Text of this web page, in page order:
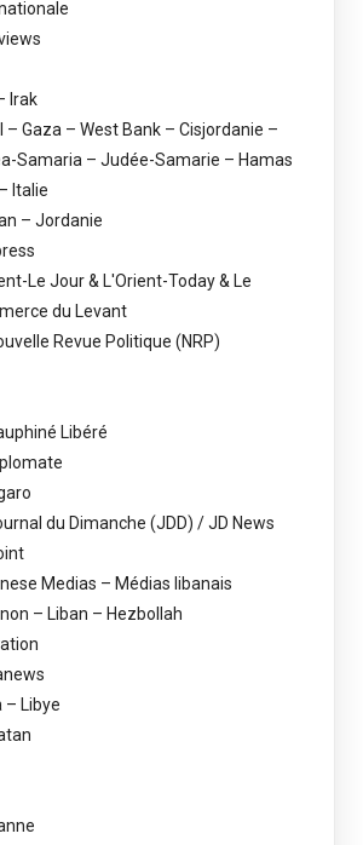
Irak
– Gaza – West Bank – Cisjordanie –
Samaria – Judée-Samarie – Hamas
Italie
– Jordanie
Le Jour & L'Orient-Today & Le
du Levant
Revue Politique (NRP)
Libéré
du Dimanche (JDD) / JD News
Medias – Médias libanais
– Liban – Hezbollah
– Libye